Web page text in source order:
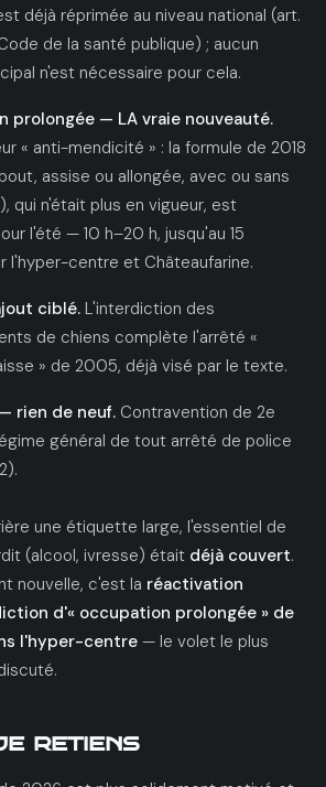
déjà réprimée au niveau national (art.
de la santé publique) ; aucun
n'est nécessaire pour cela.
prolongée — LA vraie nouveauté.
« anti-mendicité » : la formule de 2018
assise ou allongée, avec ou sans
qui n'était plus en vigueur, est
l'été — 10 h–20 h, jusqu'au 15
l'hyper-centre et Châteaufarine.
ciblé.L'interdiction des
de chiens complète l'arrêté «
» de 2005, déjà visé par le texte.
rien de neuf.Contravention de 2e
général de tout arrêté de police
une étiquette large, l'essentiel de
(alcool, ivresse) était déjà couvert.
nouvelle, c'est la réactivation
d'« occupation prolongée » de
l'hyper-centre— le volet le plus
retiens